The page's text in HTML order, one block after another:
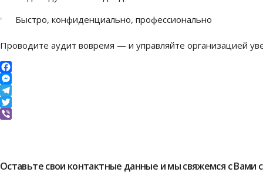
Быстро, конфиденциально, профессионально
Проводите аудит вовремя — и управляйте организацией
Facebook
Messenger
Telegram
Twitter
Оставьте свои контактные данные и мы свяжемся с Вами